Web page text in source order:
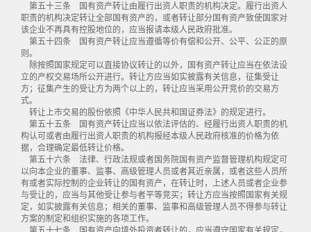
第五十三条 国有资产转让由履行出资人职责的机构决定。履行出资人
职责的机构决定转让全部国有资产的，或者转让部分国有资产致使国家对
该企业不再具有控股地位的，应当报请本级人民政府批准。
第五十四条 国有资产转让应当遵循等价有偿和公开、公平、公正的原
则。
除按照国家规定可以直接协议转让的以外，国有资产转让应当在依法设
立的产权交易场所公开进行。转让方应当如实披露有关信息，征集受让
方；征集产生的受让方为两个以上的，转让应当采用公开竞价的交易方
式。
转让上市交易的股份依照《中华人民共和国证券法》的规定进行。
第五十五条 国有资产转让应当以依法评估的、经履行出资人职责的机
构认可或者由履行出资人职责的机构报经本级人民政府核准的价格为依
据，合理确定最低转让价格。
第五十六条 法律、行政法规或者国务院国有资产监督管理机构规定可
以向本企业的董事、监事、高级管理人员或者其近亲属，或者这些人员所
有或者实际控制的企业转让的国有资产，在转让时，上述人员或者企业参
与受让的，应当与其他受让参与者平等竞买；转让方应当按照国家有关规
定，如实披露有关信息；相关的董事、监事和高级管理人员不得参与转让
方案的制定和组织实施的各项工作。
第五十七条 国有资产向境外投资者转让的，应当遵守国家有关规定，